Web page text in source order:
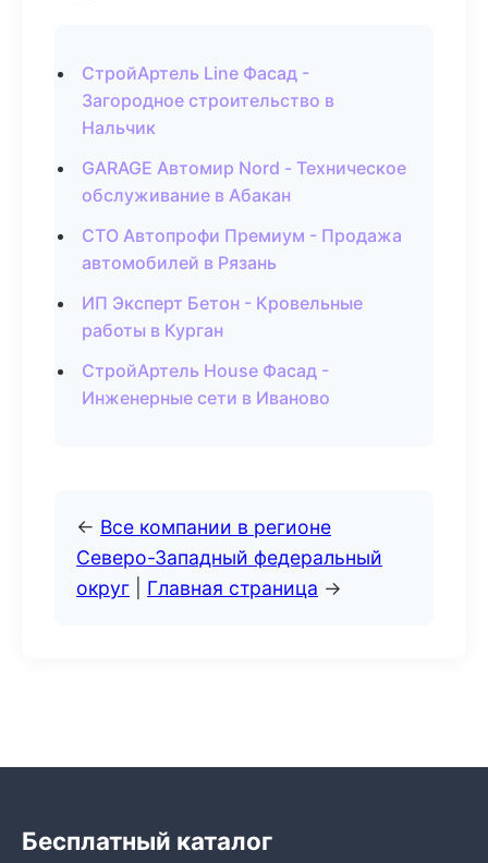
СтройАртель Line Фасад -
Загородное строительство в
Нальчик
GARAGE Автомир Nord - Техническое
обслуживание в Абакан
СТО Автопрофи Премиум - Продажа
автомобилей в Рязань
ИП Эксперт Бетон - Кровельные
работы в Курган
СтройАртель House Фасад -
Инженерные сети в Иваново
← Все компании в регионе
Северо-Западный федеральный
округ
Главная страница →
Бесплатный каталог